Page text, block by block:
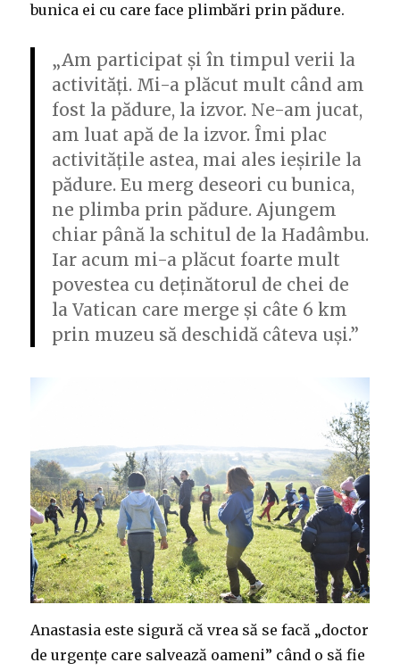
bunica ei cu care face plimbări prin pădure.
„Am participat și în timpul verii la
activități. Mi-a plăcut mult când am
fost la pădure, la izvor. Ne-am jucat,
am luat apă de la izvor. Îmi plac
activitățile astea, mai ales ieșirile la
pădure. Eu merg deseori cu bunica,
ne plimba prin pădure. Ajungem
chiar până la schitul de la Hadâmbu.
Iar acum mi-a plăcut foarte mult
povestea cu deținătorul de chei de
la Vatican care merge și câte 6 km
prin muzeu să deschidă câteva uși.”
Anastasia este sigură că vrea să se facă „doctor
de urgențe care salvează oameni” când o să fie